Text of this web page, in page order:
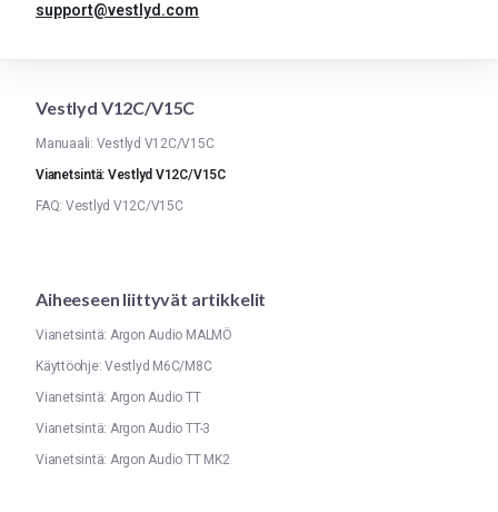
support@vestlyd.com
Vestlyd V12C/V15C
Manuaali: Vestlyd V12C/V15C
Vianetsintä: Vestlyd V12C/V15C
FAQ: Vestlyd V12C/V15C
Aiheeseen liittyvät artikkelit
Vianetsintä: Argon Audio MALMÖ
Käyttöohje: Vestlyd M6C/M8C
Vianetsintä: Argon Audio TT
Vianetsintä: Argon Audio TT-3
Vianetsintä: Argon Audio TT MK2